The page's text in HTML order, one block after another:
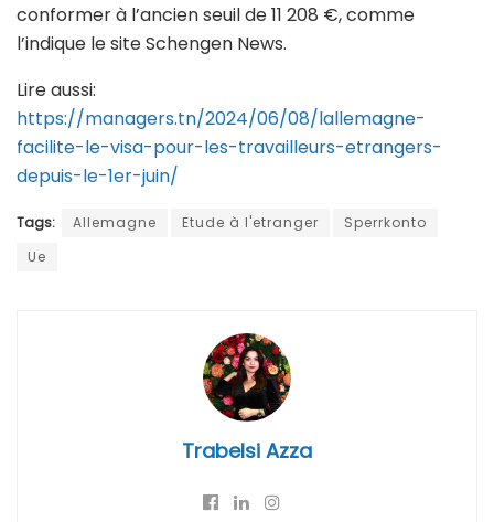
conformer à l’ancien seuil de 11 208 €, comme
l’indique le site Schengen News.
Lire aussi:
https://managers.tn/2024/06/08/lallemagne-
facilite-le-visa-pour-les-travailleurs-etrangers-
depuis-le-1er-juin/
Tags: Allemagne Etude à l'etranger
Sperrkonto
Ue
Trabelsi Azza